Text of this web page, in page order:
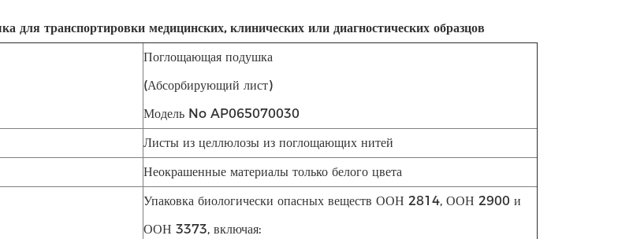
транспортировки медицинских, клинических или диагностических образцов
Поглощающая подушка
(Абсорбирующий лист)
Модель No AP065070030
Листы из целлюлозы из поглощающих нитей
Неокрашенные материалы только белого цвета
Упаковка биологически опасных веществ ООН 2814, ООН 2900 и
ООН 3373, включая: